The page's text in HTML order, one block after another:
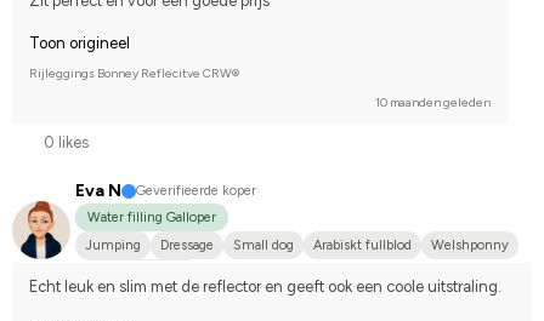
Toon origineel
Rijleggings Bonney Reflecitve CRW®
10 maanden geleden
0 likes
Eva N
Geverifieerde koper
Water filling Galloper
Jumping
Dressage Small dog Arabiskt fullblod
Welshponny
Echt leuk en slim met de reflector en geeft ook een coole uitstraling.